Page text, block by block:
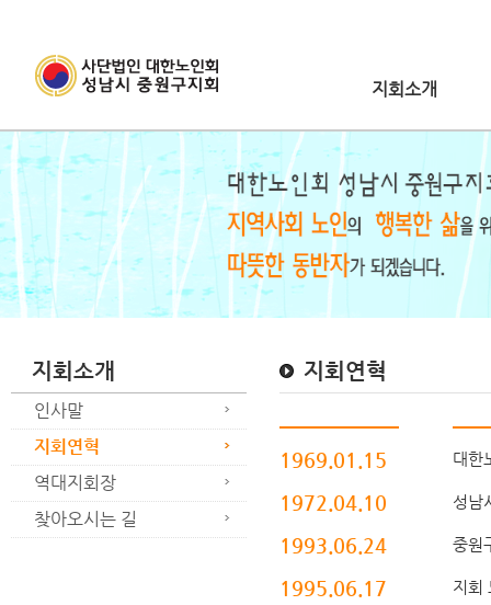
지회소개
지회소개
인사말
지회연혁
역대지회장
찾아오시는 길
지회연혁
1969.01.15 대한
1972.04.10 성남
1993.06.24 중원
1995.06.17 지회